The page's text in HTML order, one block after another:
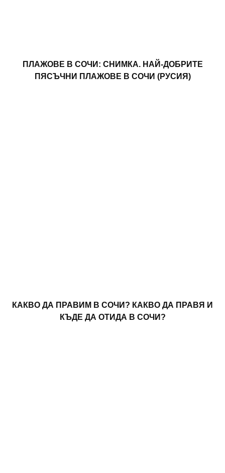
ПЛАЖОВЕ В СОЧИ: СНИМКА. НАЙ-ДОБРИТЕ
ПЯСЪЧНИ ПЛАЖОВЕ В СОЧИ (РУСИЯ)
КАКВО ДА ПРАВИМ В СОЧИ? КАКВО ДА ПРАВЯ И
КЪДЕ ДА ОТИДА В СОЧИ?